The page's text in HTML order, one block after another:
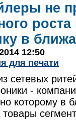
не
в
12:50
для печати
сетевых
-
которому в
товары